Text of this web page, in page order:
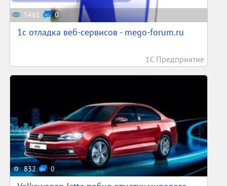
5461 0
1c отладка веб-сервисов - mego-forum.ru
1С Предприятие
832 0